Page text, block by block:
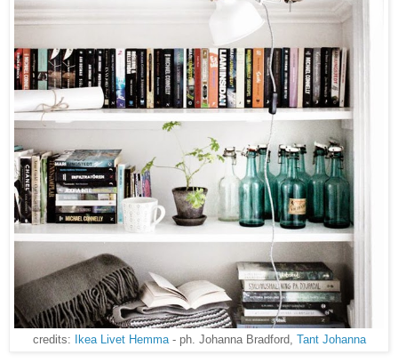
credits: Ikea Livet Hemma- ph. Johanna Bradford, Tant Johanna